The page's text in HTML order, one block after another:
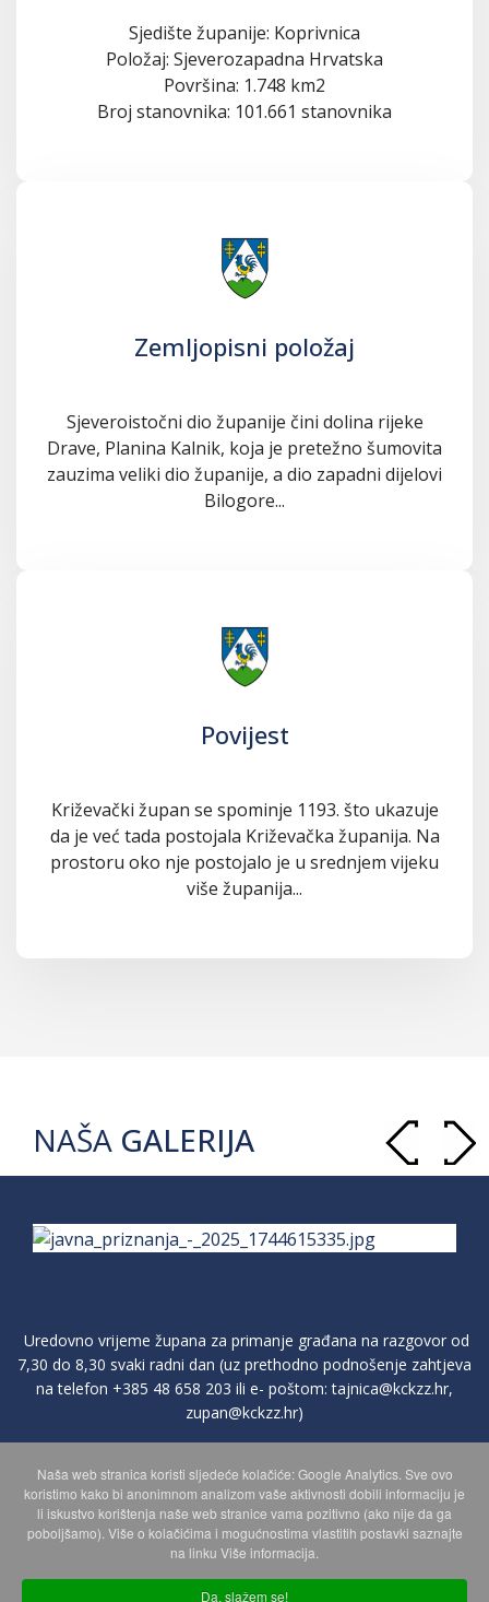
Sjedište županije: Koprivnica
Položaj: Sjeverozapadna Hrvatska
Površina: 1.748 km2
Broj stanovnika: 101.661 stanovnika
Zemljopisni položaj
Sjeveroistočni dio županije čini dolina rijeke
Drave, Planina Kalnik, koja je pretežno šumovita
zauzima veliki dio županije, a dio zapadni dijelovi
Bilogore...
Povijest
Križevački župan se spominje 1193. što ukazuje
da je već tada postojala Križevačka županija. Na
prostoru oko nje postojalo je u srednjem vijeku
više županija...
NAŠA GALERIJA
Uredovno vrijeme župana za primanje građana na razgovor od
7,30 do 8,30 svaki radni dan (uz prethodno podnošenje zahtjeva
na telefon +385 48 658 203 ili e- poštom:tajnica@kckzz.hr,
zupan@kckzz.hr)
POLITIKA ZAŠTITE PRIVATNOSTI OSOBNIH PODATAKA
MAPA WEBA
Naša web stranica koristi sljedeće kolačiće: Google Analytics. Sve ovo
koristimo kako bi anonimnom analizom vaše aktivnosti dobili informaciju je
li iskustvo korištenja naše web stranice vama pozitivno (ako nije da ga
poboljšamo). Više o kolačićima i mogućnostima vlastitih postavki saznajte
na linku Više informacija.
Da, slažem se!